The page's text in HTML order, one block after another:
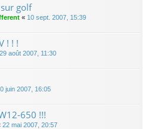
golf
« 10 sept. 2007, 15:39
! ! !
29 août 2007, 11:30
juin 2007, 16:05
650 !!!
22 mai 2007, 20:57